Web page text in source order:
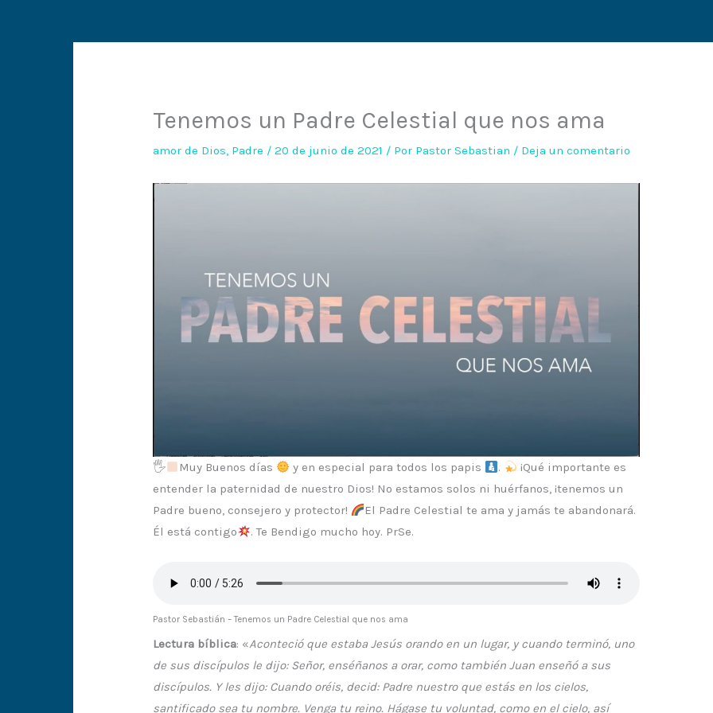
Tenemos un Padre Celestial que nos ama
amor de Dios, Padre /20 de junio de 2021 / Por Pastor Sebastian / Deja un comentario
🖐 Muy Buenos días y en especial para todos los papis .
¡Qué importante es
entender la paternidad de nuestro Dios! No estamos solos ni huérfanos, ¡tenemos un
Padre bueno, consejero y protector!
El Padre Celestial te ama y jamás te abandonará.
Él está contigo
. Te Bendigo mucho hoy. PrSe.
Pastor Sebastián – Tenemos un Padre Celestial que nos ama
Lectura bíblica: «Aconteció que estaba Jesús orando en un lugar, y cuando terminó, uno
de sus discípulos le dijo: Señor, enséñanos a orar, como también Juan enseñó a sus
discípulos. Y les dijo: Cuando oréis, decid: Padre nuestro que estás en los cielos,
santificado sea tu nombre. Venga tu reino. Hágase tu voluntad, como en el cielo, así